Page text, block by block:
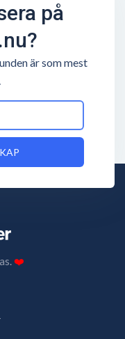
på
är som mest
❤️